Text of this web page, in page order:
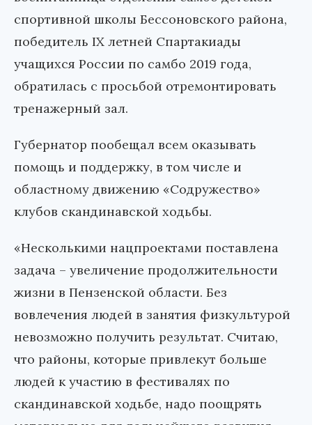
спортивной школы Бессоновского района,
победитель IX летней Спартакиады
учащихся России по самбо 2019 года,
обратилась с просьбой отремонтировать
тренажерный зал.
Губернатор пообещал всем оказывать
помощь и поддержку, в том числе и
областному движению «Содружество»
клубов скандинавской ходьбы.
«Несколькими нацпроектами поставлена
задача – увеличение продолжительности
жизни в Пензенской области. Без
вовлечения людей в занятия физкультурой
невозможно получить результат. Считаю,
что районы, которые привлекут больше
людей к участию в фестивалях по
скандинавской ходьбе, надо поощрять